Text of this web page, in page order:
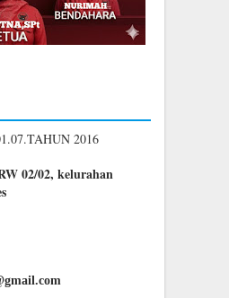
2016
02/02, kelurahan